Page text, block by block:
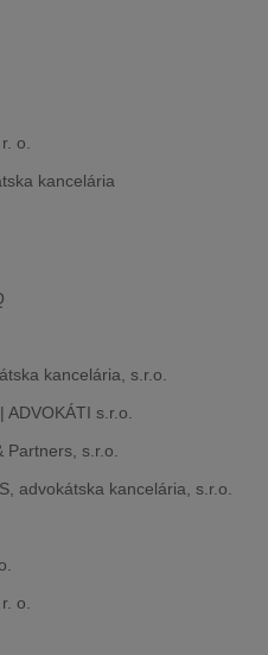
o.
kancelária
kancelária, s.r.o.
ADVOKÁTI s.r.o.
s.r.o.
advokátska kancelária, s.r.o.
o.